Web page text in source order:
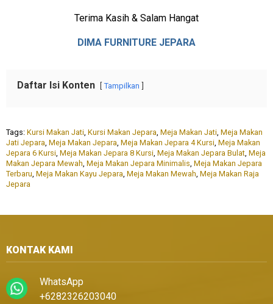
Terima Kasih & Salam Hangat
DIMA FURNITURE JEPARA
Daftar Isi Konten Tampilkan
Tags: Kursi Makan Jati Kursi Makan Jepara Meja Makan Jati Meja Makan
Jati Jepara Meja Makan Jepara Meja Makan Jepara 4 Kursi Meja Makan
Jepara 6 Kursi Meja Makan Jepara 8 Kursi Meja Makan Jepara Bulat Meja
Makan Jepara Mewah Meja Makan Jepara Minimalis Meja Makan Jepara
Terbaru Meja Makan Kayu Jepara Meja Makan Mewah Meja Makan Raja
Jepara
KONTAK KAMI
WhatsApp
+6282326203040